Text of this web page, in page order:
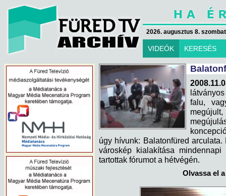
2026. augusztus 8.
VIDEÓK KERESÉS
falu,
megújult,
úgy hívunk: Balatonfüred
városkép kialakítása
tartottak fórumot a hétvégén.
Olvassa el